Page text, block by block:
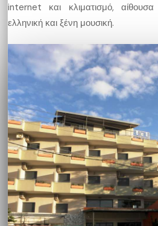
internet και κλιματισμό,
ελληνική και ξένη μουσική.